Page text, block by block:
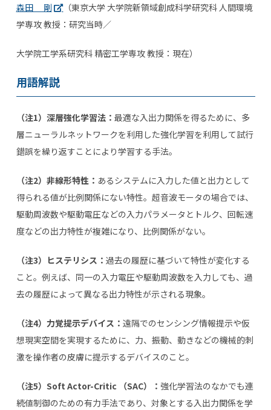
森田 剛
（東京大学 大学院新領域創成科学研究科 人間環境
学専攻 教授：研究当時／
大学院工学系研究科 精密工学専攻 教授：現在）
用語解説
（注1）深層強化学習法： 最適な入出力関係を得るために、多
層ニューラルネットワークを利用した強化学習を利用して試行
錯誤を繰り返すことにより学習する手法。
（注2）非線形特性： あるシステムに入力した値と出力として
得られる値が比例関係にない特性。超音波モータの場合では、
駆動周波数や駆動電圧などの入力パラメータとトルク、回転速
度などの出力特性が複雑になり、比例関係がない。
（注3）ヒステリシス： 過去の履歴に基づいて特性が変化する
こと。例えば、同一の入力電圧や駆動周波数を入力しても、過
去の履歴によって異なる出力特性が示される現象。
（注4）力覚提示デバイス： 遠隔でのセンシング情報提示や仮
想現実空間を実現するために、力、振動、動きなどの機械的刺
激を操作者の皮膚に提示するデバイスのこと。
（注5） Soft Actor-Critic （SAC）： 強化学習法のなかでも連
続値制御のための有力手法であり、対象とする入出力関係を学